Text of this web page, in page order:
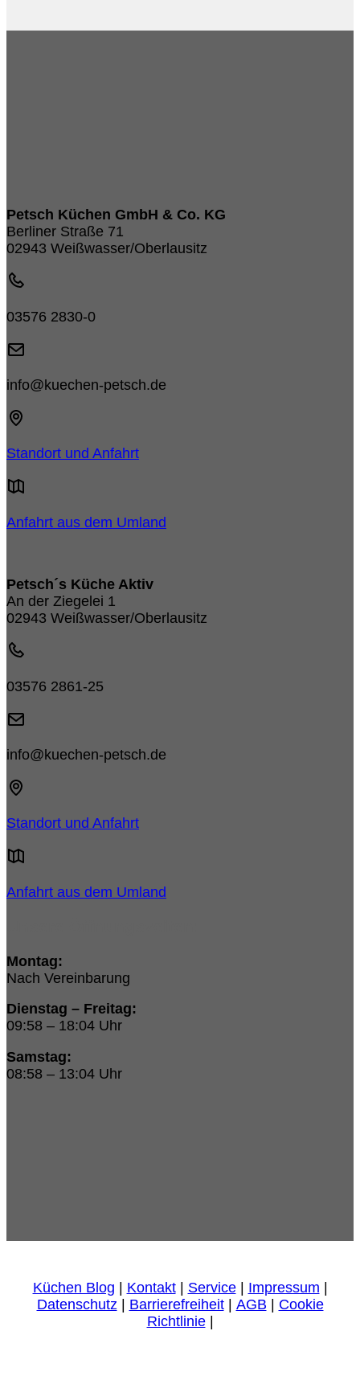
Petsch Küchen GmbH & Co. KG
Berliner Straße 71
02943 Weißwasser/Oberlausitz
03576 2830-0
info@kuechen-petsch.de
Standort und Anfahrt
Anfahrt aus dem Umland
Petsch´s Küche Aktiv
An der Ziegelei 1
02943 Weißwasser/Oberlausitz
03576 2861-25
info@kuechen-petsch.de
Standort und Anfahrt
Anfahrt aus dem Umland
Montag:
Nach Vereinbarung
Dienstag – Freitag:
09:58 – 18:04 Uhr
Samstag:
08:58 – 13:04 Uhr
Küchen Blog Kontakt| Service| Impressum
Datenschutz| Barrierefreiheit| AGB
Cookie
Richtlinie|